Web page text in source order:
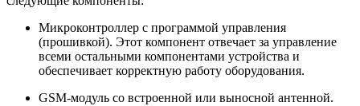
Микроконтроллер с программой управления
(прошивкой). Этот компонент отвечает за управление
всеми остальными компонентами устройства и
обеспечивает корректную работу оборудования.
GSM‑модуль со встроенной или выносной антенной.